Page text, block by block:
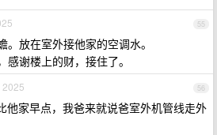
55
放在室外接他家的空调水。
谢楼上的财，接住了。
56
2025
他家早点，我爸来就说爸室外机管线走外